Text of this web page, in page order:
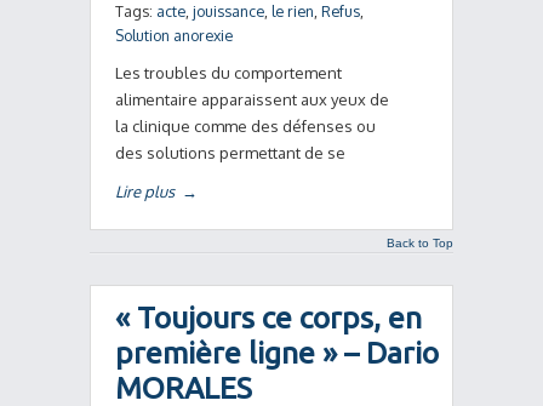
Tags: acte jouissance le rien Refus
Solution anorexie
Les troubles du comportement
alimentaire apparaissent aux yeux de
la clinique comme des défenses ou
des solutions permettant de se
Lire plus →
Back to Top
« Toujours ce corps, en
première ligne » – Dario
MORALES